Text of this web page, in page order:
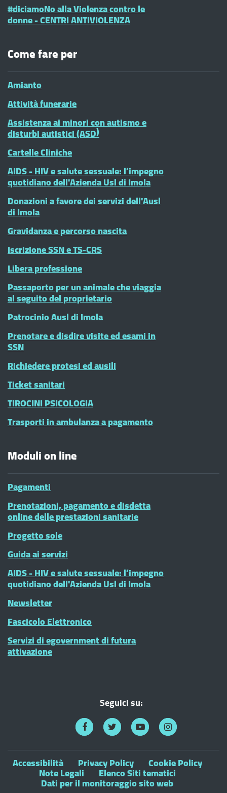
#diciamoNo alla Violenza contro le
donne - CENTRI ANTIVIOLENZA
Come fare per
Amianto
Attività funerarie
Assistenza ai minori con autismo e
disturbi autistici (ASD)
Cartelle Cliniche
AIDS - HIV e salute sessuale: l’impegno
quotidiano dell'Azienda Usl di Imola
Donazioni a favore dei servizi dell'Ausl
di Imola
Gravidanza e percorso nascita
Iscrizione SSN e TS-CRS
Libera professione
Passaporto per un animale che viaggia
al seguito del proprietario
Patrocinio Ausl di Imola
Prenotare e disdire visite ed esami in
SSN
Richiedere protesi ed ausili
Ticket sanitari
TIROCINI PSICOLOGIA
Trasporti in ambulanza a pagamento
Moduli on line
Pagamenti
Prenotazioni, pagamento e disdetta
online delle prestazioni sanitarie
Progetto sole
Guida ai servizi
AIDS - HIV e salute sessuale: l’impegno
quotidiano dell'Azienda Usl di Imola
Newsletter
Fascicolo Elettronico
Servizi di egovernment di futura
attivazione
Seguici su:
Accessibilità Privacy Policy Cookie Policy
Note Legali Elenco Siti tematici
Dati per il monitoraggio sito web